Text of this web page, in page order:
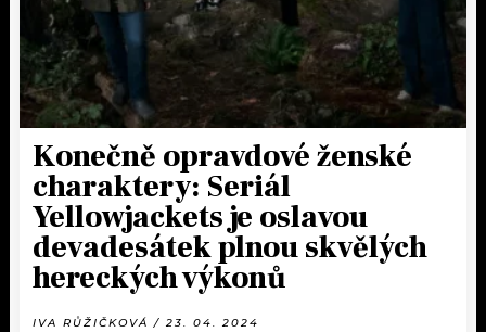
Konečně opravdové ženské
charaktery: Seriál
Yellowjackets je oslavou
devadesátek plnou skvělých
hereckých výkonů
IVA RŮŽIČKOVÁ / 23. 04. 2024